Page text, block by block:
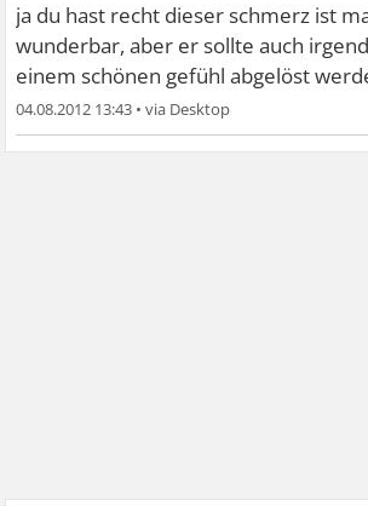
ja du hast recht dieser schmerz ist
wunderbar, aber er sollte auch
einem schönen gefühl abgelöst
04.08.2012 13:43 •